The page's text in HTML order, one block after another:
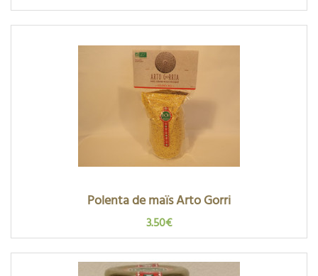
Polenta de maïs Arto Gorri
3.50€